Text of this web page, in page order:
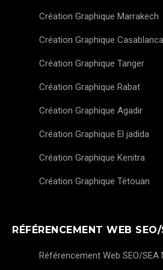
Création Graphique Marrakech
Création Graphique Casablanca
Création Graphique Tanger
Création Graphique Rabat
Création Graphique Agadir
Création Graphique El jadida
Création Graphique Kenitra
Création Graphique Tétouan
RÉFÉRENCEMENT WEB
Référencement Web SEO/SEA